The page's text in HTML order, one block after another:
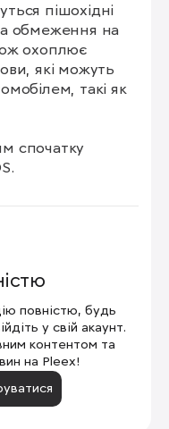
пішохідні
обмеження на
охоплює
які можуть
такі як
спочатку
повністю, будь
у свій акаунт.
контентом та
на Pleex!